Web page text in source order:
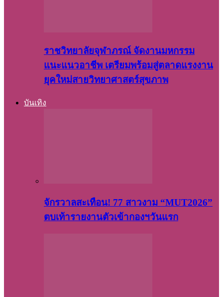
ราชวิทยาลัยจุฬาภรณ์ จัดงานมหกรรม
แนะแนวอาชีพ เตรียมพร้อมสู่ตลาดแรงงาน
ยุคใหม่สายวิทยาศาสตร์สุขภาพ
บันเทิง
จักรวาลสะเทือน! 77 สาวงาม “MUT2026”
ตบเท้ารายงานตัวเข้ากองฯวันแรก